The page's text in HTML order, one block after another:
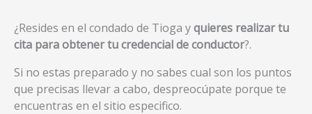
¿Resides en el condado de Tioga yquieres realizar tu
cita para obtener tu credencial de conductor?.
Si no estas preparado y no sabes cual son los puntos
que precisas llevar a cabo, despreocúpate porque te
encuentras en el sitio especifico.